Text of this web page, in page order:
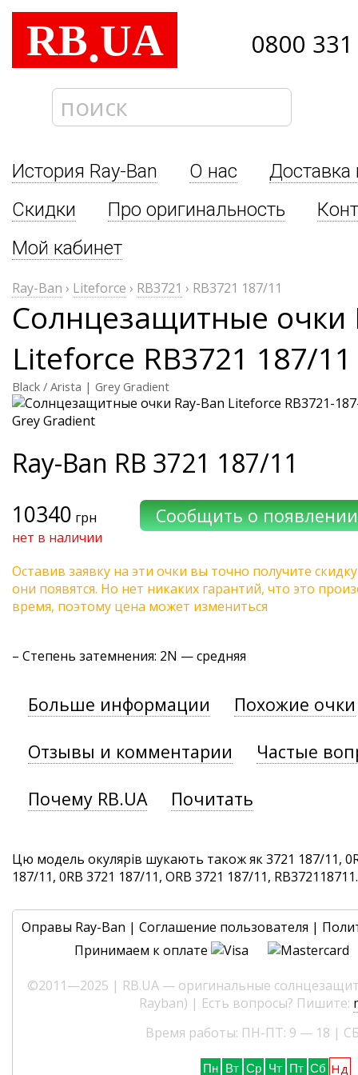
RB.UA 0800
История Ray-Ban О нас
Доставка
Скидки
Про оригинальность
Мой кабинет
Ray-Ban › Liteforce › RB3721 › RB3721 187/11
Солнцезащитные очки
Liteforce RB3721 187/11
Black / Arista | Grey Gradient
Ray-Ban RB 3721 187/11
10340 грн
нет в наличии
Оставив заявку на эти очки вы точно получите
они появятся. Но нет никаких гарантий, что это
время, поэтому цена может измениться
– Степень затемнения: 2N — средняя
Больше информации Похожие очки
Отзывы и комментарии Частые
Почему RB.UA Почитать
Цю модель окулярів шукають також як 3721 187/11,
187/11, 0RB 3721 187/11, ORB 3721 187/11,
Оправы Ray-Ban | Соглашение пользователя |
Принимаем к оплате
©2011—2025 | RB.UA — оригинальные
Rayban) | Есть вопросы? Пишите:
Время работы: ПН-ПТ: 9 — 18 |
Пн Вт Ср Чт Пт Сб Нд